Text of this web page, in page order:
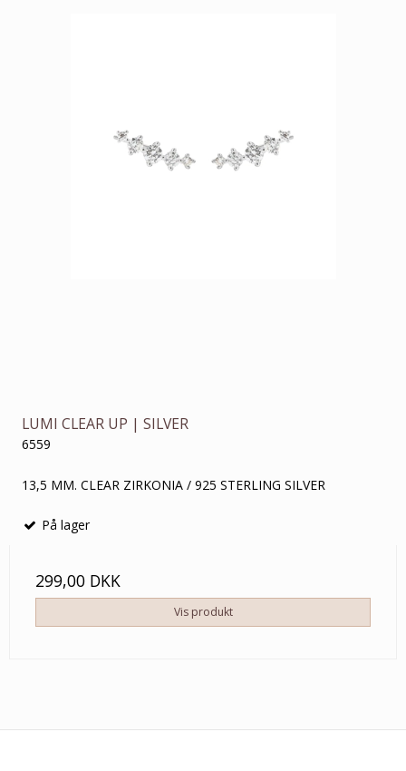
LUMI CLEAR UP | SILVER
6559
13,5 MM. CLEAR ZIRKONIA / 925 STERLING SILVER
På lager
299,00 DKK
Vis produkt